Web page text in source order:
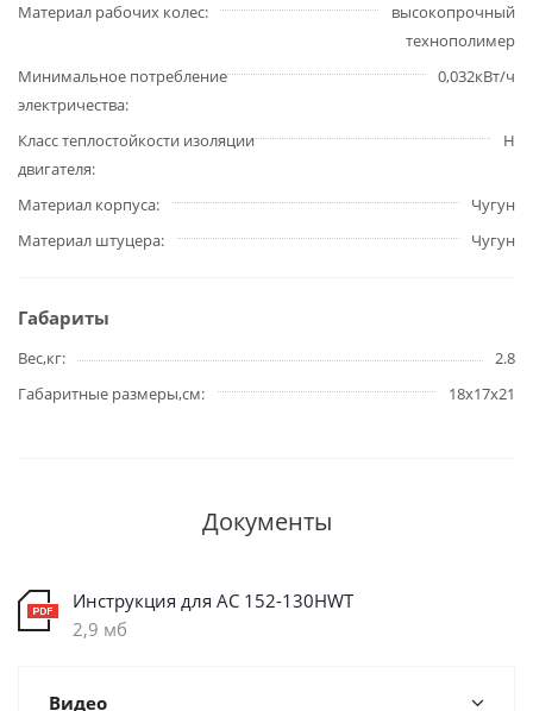
Материал рабочих колес
высокопрочный
технополимер
Минимальное потребление
электричества
0,032кВт/ч
Класс теплостойкости изоляции
двигателя
Н
Материал корпуса
Чугун
Материал штуцера
Чугун
Габариты
Вес,кг
2.8
Габаритные размеры,см
18х17х21
Документы
Инструкция для AC 152-130HWT
2,9 мб
Видео